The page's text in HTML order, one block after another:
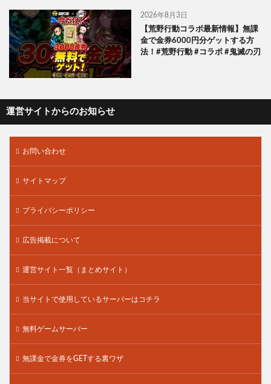
2026年8月3日
【荒野行動コラボ最新情報】無課
金で金券6000円分ゲットする方
法！#荒野行動 #コラボ #鬼滅の刃
運営サイトからのお知らせ
お問い合わせ
サイトマップ
プライバシーポリシー
広告掲載について
運営サイト一覧（まとめサイト）
当サイトで使用しているサーバーはコチラ
無料ゲームサーバー
無課金で金券をGETする裏ワザ